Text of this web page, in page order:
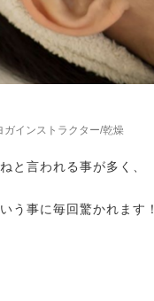
ガインストラクター/乾燥
と言われる事が多く、
う事に毎回驚かれます！